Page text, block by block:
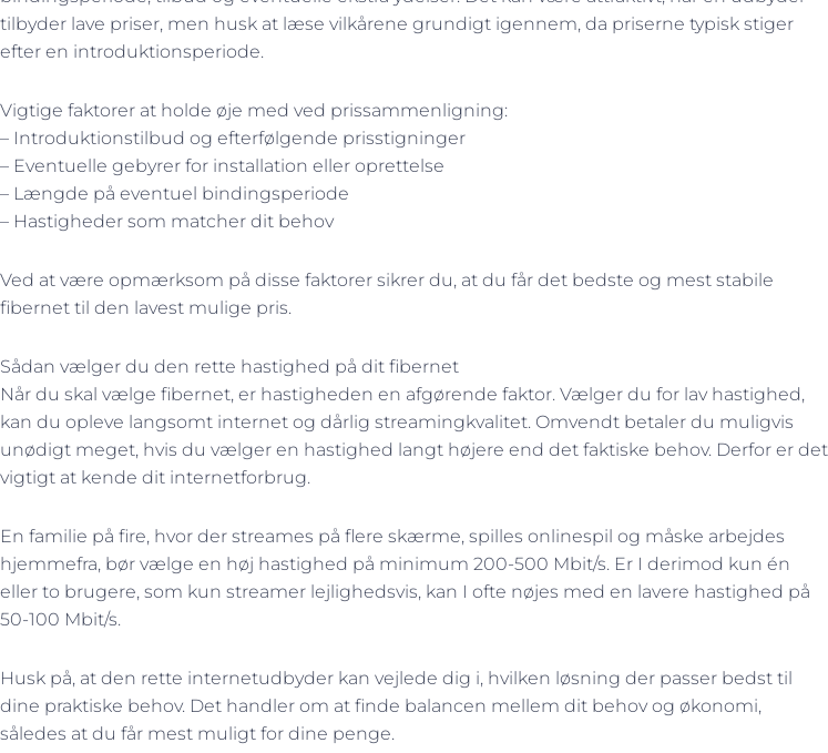
tilbyder lave priser, men husk at læse vilkårene grundigt igennem, da priserne typisk stiger
efter en introduktionsperiode.
Vigtige faktorer at holde øje med ved prissammenligning:
– Introduktionstilbud og efterfølgende prisstigninger
– Eventuelle gebyrer for installation eller oprettelse
– Længde på eventuel bindingsperiode
– Hastigheder som matcher dit behov
Ved at være opmærksom på disse faktorer sikrer du, at du får det bedste og mest stabile
fibernet til den lavest mulige pris.
Sådan vælger du den rette hastighed på dit fibernet
Når du skal vælge fibernet, er hastigheden en afgørende faktor. Vælger du for lav hastighed,
kan du opleve langsomt internet og dårlig streamingkvalitet. Omvendt betaler du muligvis
unødigt meget, hvis du vælger en hastighed langt højere end det faktiske behov. Derfor er det
vigtigt at kende dit internetforbrug.
En familie på fire, hvor der streames på flere skærme, spilles onlinespil og måske arbejdes
hjemmefra, bør vælge en høj hastighed på minimum 200-500 Mbit/s. Er I derimod kun én
eller to brugere, som kun streamer lejlighedsvis, kan I ofte nøjes med en lavere hastighed på
50-100 Mbit/s.
Husk på, at den rette internetudbyder kan vejlede dig i, hvilken løsning der passer bedst til
dine praktiske behov. Det handler om at finde balancen mellem dit behov og økonomi,
således at du får mest muligt for dine penge.